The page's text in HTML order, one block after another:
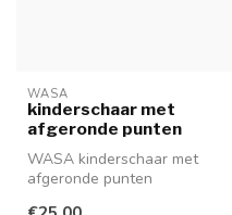
WASA
kinderschaar met
afgeronde punten
WASA kinderschaar met
afgeronde punten